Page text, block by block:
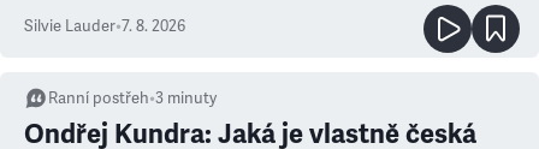
Silvie Lauder•7. 8. 2026
Ranní postřeh•3 minuty
Ondřej Kundra: Jaká je vlastně česká